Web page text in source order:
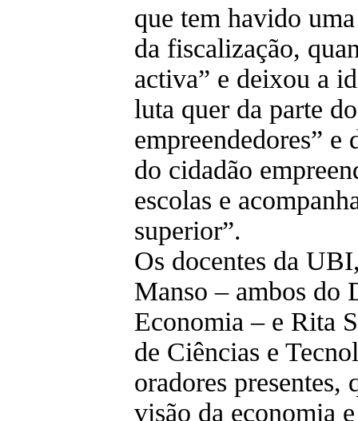
que tem havido
da fiscalização,
activa” e deixou a
luta quer da parte
empreendedores” e
do cidadão
escolas e
superior”.
Os docentes da
Manso – ambos do
Economia – e Rita
de Ciências e
oradores presentes,
visão da economia